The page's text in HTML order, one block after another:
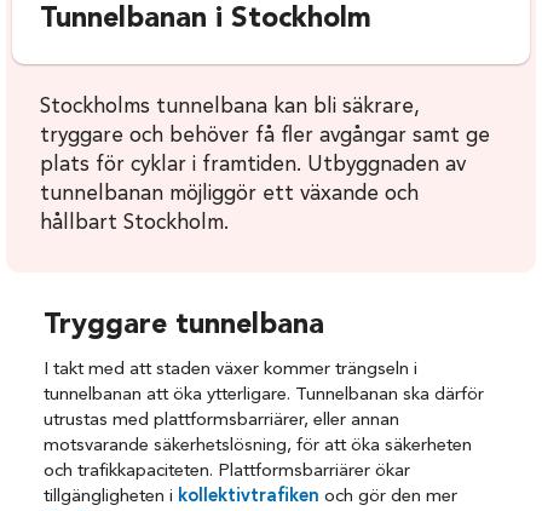
Tunnelbanan i Stockholm
Stockholms tunnelbana kan bli säkrare,
tryggare och behöver få fler avgångar samt ge
plats för cyklar i framtiden. Utbyggnaden av
tunnelbanan möjliggör ett växande och
hållbart Stockholm.
Tryggare tunnelbana
I takt med att staden växer kommer trängseln i
tunnelbanan att öka ytterligare. Tunnelbanan ska därför
utrustas med plattformsbarriärer, eller annan
motsvarande säkerhetslösning, för att öka säkerheten
och trafikkapaciteten. Plattformsbarriärer ökar
tillgängligheten i kollektivtrafiken och gör den mer